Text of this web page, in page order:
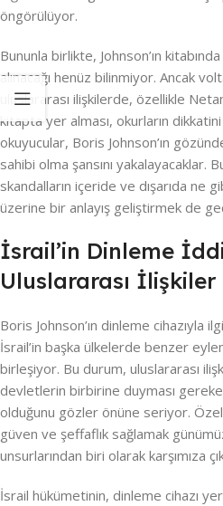
öngörülüyor.
Bununla birlikte, Johnson’ın
alınacağı henüz bilinmiyor. Ancak
uluslararası ilişkilerde, özellikle
kitapta yer alması, okurların
okuyucular, Boris Johnson’ın
sahibi olma şansını yakalayacaklar.
skandalların içeride ve dışarıda ne
üzerine bir anlayış geliştirmek de
İsrail’in Dinleme
Uluslararası İlişkiler
Boris Johnson’ın dinleme cihazıyla
İsrail’in başka ülkelerde benzer
birleşiyor. Bu durum, uluslararası
devletlerin birbirine duyması
olduğunu gözler önüne seriyor.
güven ve şeffaflık sağlamak
unsurlarından biri olarak karşımıza
İsrail hükümetinin, dinleme cihazı